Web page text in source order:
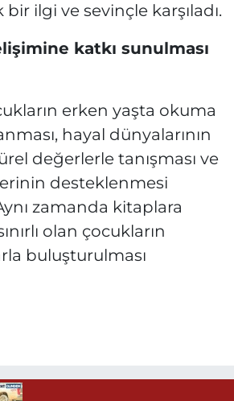
ilgi ve sevinçle karşıladı.
katkı sunulması
erken yaşta okuma
hayal dünyalarının
değerlerle tanışması ve
desteklenmesi
zamanda kitaplara
olan çocukların
buluşturulması